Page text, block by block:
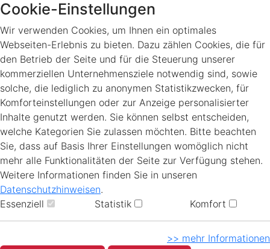
Cookie-Einstellungen
Wir verwenden Cookies, um Ihnen ein optimales
Webseiten-Erlebnis zu bieten. Dazu zählen Cookies, die für
den Betrieb der Seite und für die Steuerung unserer
kommerziellen Unternehmensziele notwendig sind, sowie
solche, die lediglich zu anonymen Statistikzwecken, für
Komforteinstellungen oder zur Anzeige personalisierter
Inhalte genutzt werden. Sie können selbst entscheiden,
welche Kategorien Sie zulassen möchten. Bitte beachten
Sie, dass auf Basis Ihrer Einstellungen womöglich nicht
mehr alle Funktionalitäten der Seite zur Verfügung stehen.
Weitere Informationen finden Sie in unseren
Datenschutzhinweisen.
Essenziell
Statistik Komfort
>> mehr Informationen